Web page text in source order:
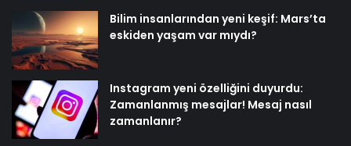
Bilim insanlarından yeni keşif: Mars’ta
eskiden yaşam var mıydı?
Instagram yeni özelliğini duyurdu:
Zamanlanmış mesajlar! Mesaj nasıl
zamanlanır?